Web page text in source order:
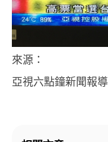
來源：
亞視六點鐘新聞報導